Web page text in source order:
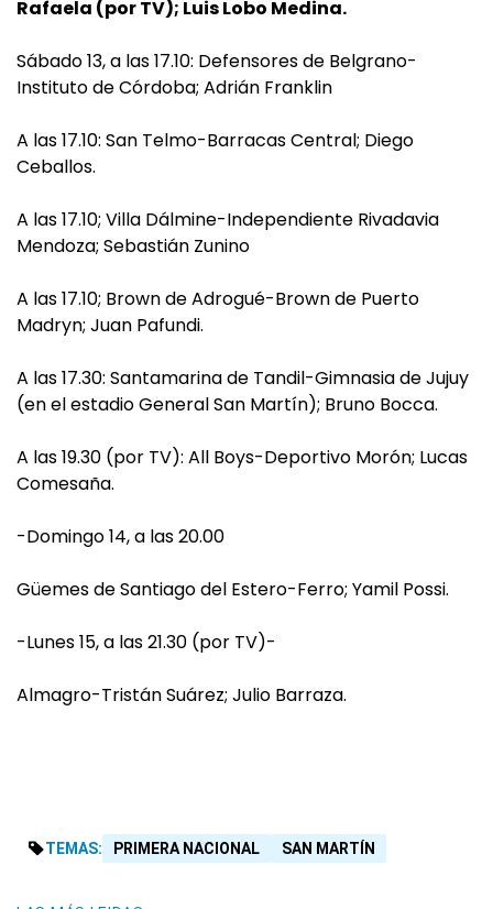
Rafaela (por TV); Luis Lobo Medina.
Sábado 13, a las 17.10: Defensores de Belgrano-
Instituto de Córdoba; Adrián Franklin
A las 17.10: San Telmo-Barracas Central; Diego
Ceballos.
A las 17.10; Villa Dálmine-Independiente Rivadavia
Mendoza; Sebastián Zunino
A las 17.10; Brown de Adrogué-Brown de Puerto
Madryn; Juan Pafundi.
A las 17.30: Santamarina de Tandil-Gimnasia de Jujuy
(en el estadio General San Martín); Bruno Bocca.
A las 19.30 (por TV): All Boys-Deportivo Morón; Lucas
Comesaña.
-Domingo 14, a las 20.00
Güemes de Santiago del Estero-Ferro; Yamil Possi.
-Lunes 15, a las 21.30 (por TV)-
Almagro-Tristán Suárez; Julio Barraza.
TEMAS: PRIMERA NACIONAL SAN MARTÍN